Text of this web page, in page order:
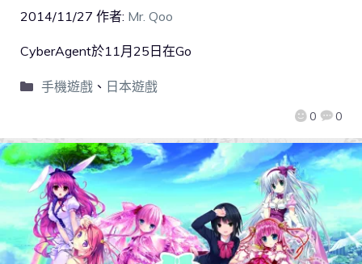
2014/11/27 作者: Mr. Qoo
0 0
CyberAgent於11月25日在Go
手機遊戲、 日本遊戲